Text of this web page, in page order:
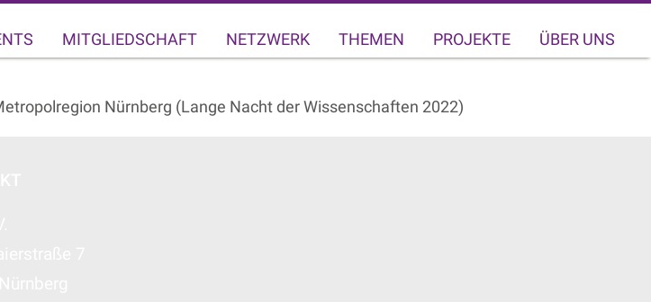
MITGLIEDSCHAFT NETZWERK THEMEN PROJEKTE ÜBER UNS
Nürnberg (Lange Nacht der Wissenschaften 2022)